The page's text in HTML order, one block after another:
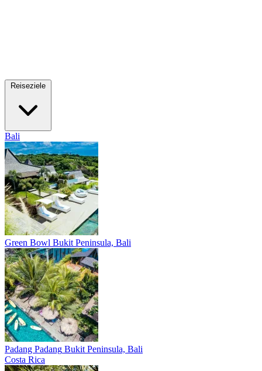
Bali
Green Bowl Bukit Peninsula, Bali
Padang Padang Bukit Peninsula, Bali
Costa Rica